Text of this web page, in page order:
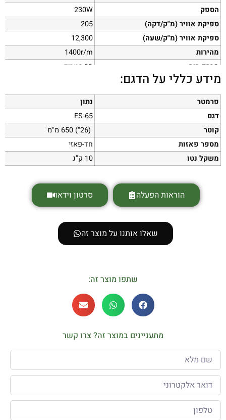
הספק
230W
ספיקת אוויר (מ"ק/דקה)
205
ספיקת אוויר (מ"ק/שעה)
12,300
מהירות
1400r/m
מרחק רוח
11 מטרים
רעש
מידע כללי על הדגם:
פרמטר
נתון
דגם
FS-65
קוטר
(26") 650 מ"מ ׂ
מספר פאזות
חד-פאזי
משקל נטו
10 ק"ג
הוראות הפעלה סרטון וידאו
שאלו אותנו על מוצר זה
שתפו מוצר זה:
מתעניינים במוצר זה? צרו קשר